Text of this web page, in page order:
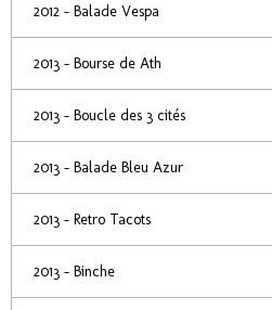
2012 - Balade Vespa
2013 - Bourse de Ath
2013 - Boucle des 3 cités
2013 - Balade Bleu Azur
2013 - Retro Tacots
2013 - Binche